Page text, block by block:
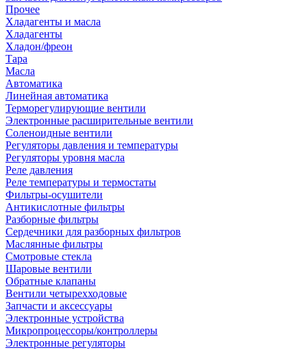
Прочее
Хладагенты и масла
Хладагенты
Хладон/фреон
Тара
Масла
Автоматика
Линейная автоматика
Терморегулирующие вентили
Электронные расширительные вентили
Соленоидные вентили
Регуляторы давления и температуры
Регуляторы уровня масла
Реле давления
Реле температуры и термостаты
Фильтры-осушители
Антикислотные фильтры
Разборные фильтры
Сердечники для разборных фильтров
Маслянные фильтры
Смотровые стекла
Шаровые вентили
Обратные клапаны
Вентили четырехходовые
Запчасти и аксессуары
Электронные устройства
Микропроцессоры/контроллеры
Электронные регуляторы